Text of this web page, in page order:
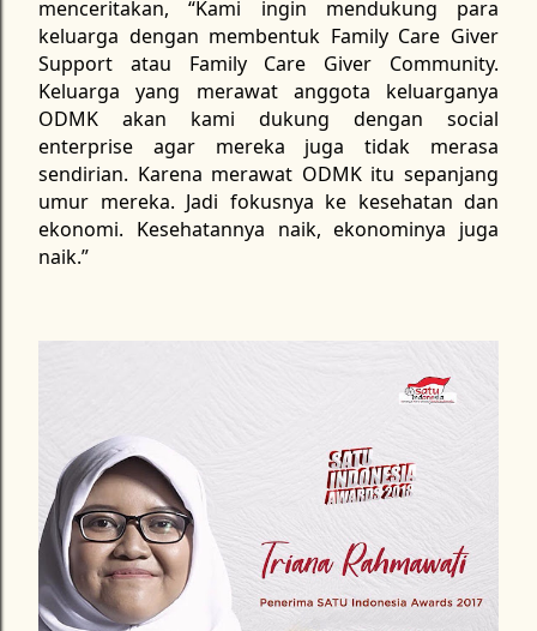
menceritakan, “Kami ingin mendukung para
keluarga dengan membentuk Family Care Giver
Support atau Family Care Giver Community.
Keluarga yang merawat anggota keluarganya
ODMK akan kami dukung dengan social
enterprise agar mereka juga tidak merasa
sendirian. Karena merawat ODMK itu sepanjang
umur mereka. Jadi fokusnya ke kesehatan dan
ekonomi. Kesehatannya naik, ekonominya juga
naik.”